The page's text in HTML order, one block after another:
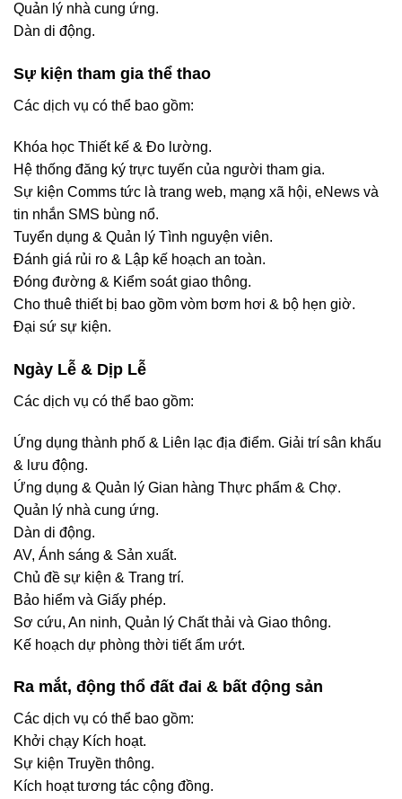
Quản lý nhà cung ứng.
Dàn di động.
Sự kiện tham gia thể thao
Các dịch vụ có thể bao gồm:
Khóa học Thiết kế & Đo lường.
Hệ thống đăng ký trực tuyến của người tham gia.
Sự kiện Comms tức là trang web, mạng xã hội, eNews và
tin nhắn SMS bùng nổ.
Tuyển dụng & Quản lý Tình nguyện viên.
Đánh giá rủi ro & Lập kế hoạch an toàn.
Đóng đường & Kiểm soát giao thông.
Cho thuê thiết bị bao gồm vòm bơm hơi & bộ hẹn giờ.
Đại sứ sự kiện.
Ngày Lễ & Dịp Lễ
Các dịch vụ có thể bao gồm:
Ứng dụng thành phố & Liên lạc địa điểm. Giải trí sân khấu
& lưu động.
Ứng dụng & Quản lý Gian hàng Thực phẩm & Chợ.
Quản lý nhà cung ứng.
Dàn di động.
AV, Ánh sáng & Sản xuất.
Chủ đề sự kiện & Trang trí.
Bảo hiểm và Giấy phép.
Sơ cứu, An ninh, Quản lý Chất thải và Giao thông.
Kế hoạch dự phòng thời tiết ẩm ướt.
Ra mắt, động thổ đất đai & bất động sản
Các dịch vụ có thể bao gồm:
Khởi chạy Kích hoạt.
Sự kiện Truyền thông.
Kích hoạt tương tác cộng đồng.